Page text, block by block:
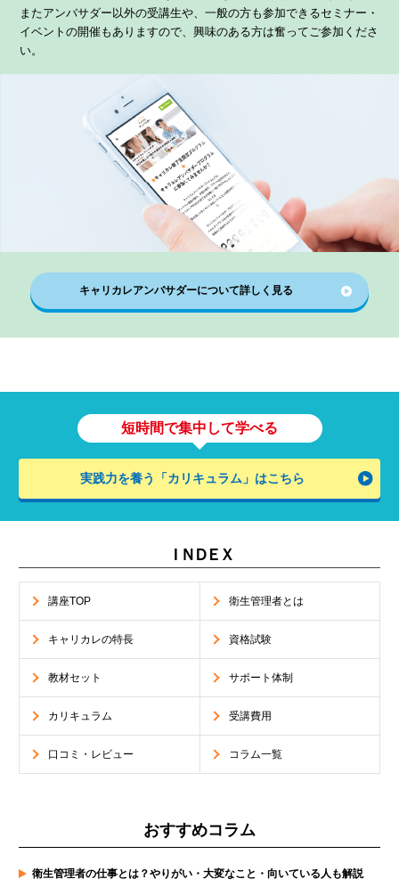
またアンバサダー以外の受講生や、一般の方も参加できるセミナー・
イベントの開催もありますので、興味のある方は奮ってご参加くださ
い。
キャリカレアンバサダーについて詳しく見る
短時間で集中して学べる
実践力を養う「カリキュラム」はこちら
ＩＮＤＥＸ
講座TOP 衛生管理者とは
キャリカレの特長 資格試験
教材セット サポート体制
カリキュラム 受講費用
口コミ・レビュー コラム一覧
おすすめコラム
衛生管理者の仕事とは？やりがい・大変なこと・向いている人も解説